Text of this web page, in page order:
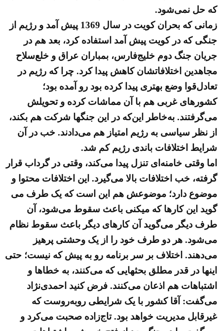
که حل نمی‌شود.
زمانی که بحران کویت در سال 1369 پیش آمد و رژیم از
جنگی که در کویت پیش آمد استفاده کرد، بعد هم در
جریان جنگ دوم خلیج‌فارس، بمباران عراق و خلع‌سلاح
مجاهدین اختلافاتشان کاهش پیدا کرد. چرا که رژیم در
تعادل‌قوا وضع بهتری پیدا کرده بود رو آمده بود؛
کشورهای غربی هم با آن مماشات کرده و تحویلش
می‌گرفتند. به‌خاطر این‌که در این جنگها شرکت هم بکند،
از نظر سیاسی به رژیم امتیاز هم می‌دادند. خب در آن
شرایط اختلافات باندی رژیم کم شد.
اما وقتی خامنه‌ای تنزل پیدا می‌کند، وقتی در گرداب قرار
گرفته، خب اختلافات بالا می‌گیرد. این اختلافات محتوا و
موضوع دارد؛ موضوعش هم این است که یک طرف می‌
گوید این کارها که میکنی باعث سقوط می‌شود، آن
طرف دیگر می‌گوید آن کارهای دیگر باعث سقوط نظام
می‌شود. هر دو طرف خود را از یک وحشتی پرهیز
می‌دهند. اختلاف بر سر برنامه‌ رو به پیش که نیست؛ حتی
اینها در قدر مطلق بحثهایی که می‌کنند، به خطاها و
اشتباهات هم اذعان می‌کنند. فرض کنید احمدی‌نژاد
می‌گفت: آقا کشور با یک شرایطی روبه‌روست که
غیرقابل مدیریت خواهد بود. تاج‌زاده صحبت می‌کرد و